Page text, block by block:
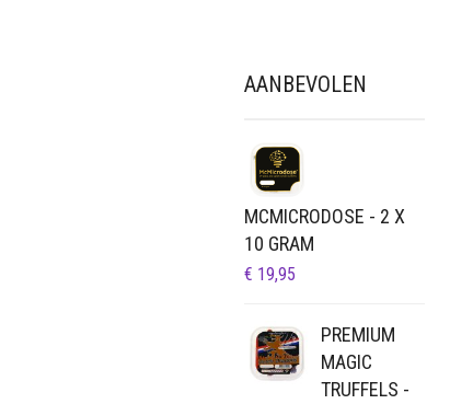
AANBEVOLEN
MCMICRODOSE - 2 X
10 GRAM
€ 19,95
PREMIUM
MAGIC
TRUFFELS -